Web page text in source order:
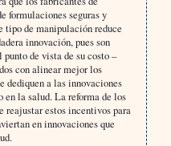
formulaciones seguras y
tipo de manipulación reduce
innovación, pues son
de vista de su costo –
con alinear mejor los
dediquen a las innovaciones
en la salud. La reforma de los
reajustar estos incentivos para
en innovaciones que